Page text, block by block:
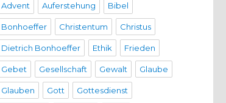
Advent Auferstehung Bibel
Bonhoeffer Christentum Christus
Dietrich Bonhoeffer Ethik Frieden
Gebet Gesellschaft Gewalt Glaube
Glauben Gott Gottesdienst